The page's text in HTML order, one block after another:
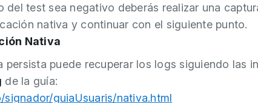
del test sea negativo deberás realizar una
nativa y continuar con el siguiente punto.
Nativa
persista puede recuperar los logs siguiendo las
de la guía:
guiaUsuaris/nativa.html